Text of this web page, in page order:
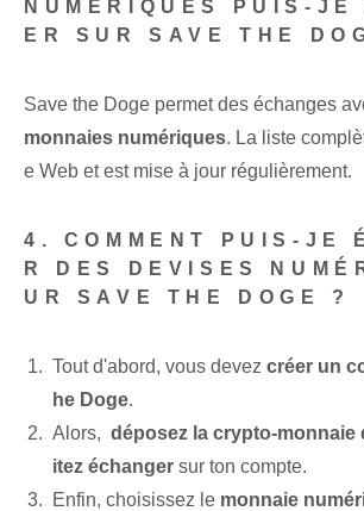
NUMÉRIQUES PUIS-JE
ER SUR SAVE THE
Save the Doge permet des échanges
monnaies numériques. La liste
e Web et est mise à jour régulièrement.
4. COMMENT PUIS-JE
R DES DEVISES
UR SAVE THE DOGE ?
Tout d'abord, vous devez créer un
he Doge.
Alors, ⁢ déposez la crypto-monnaie
itez échanger sur ton compte.
Enfin, choisissez le monnaie